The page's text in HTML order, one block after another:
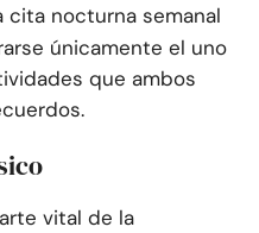
cita nocturna semanal
únicamente el uno
que ambos
vital de la